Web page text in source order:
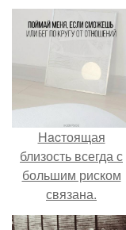
Hacтоящая
близость всегда с
большим риском
связана.